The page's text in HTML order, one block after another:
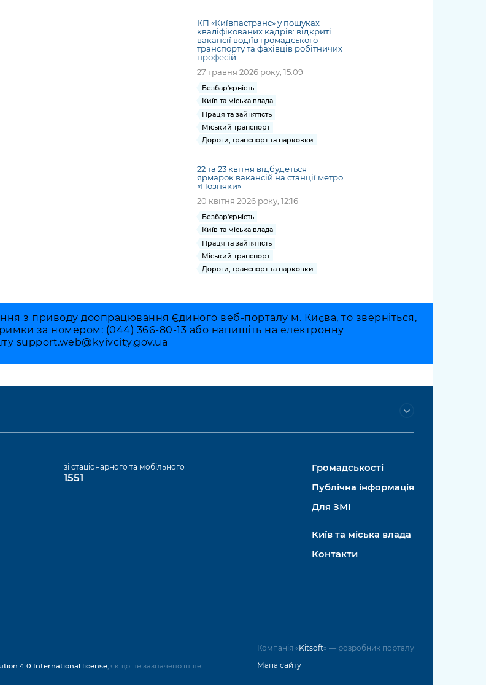
КП «Київпастранс» у пошуках
кваліфікованих кадрів: відкриті
вакансії водіїв громадського
транспорту та фахівців робітничих
професій
27 травня 2026 року, 15:09
Безбар'єрність
Київ та міська влада
Праця та зайнятість
Міський транспорт
Дороги, транспорт та парковки
22 та 23 квітня відбудеться
ярмарок вакансій на станції метро
«Позняки»
20 квітня 2026 року, 12:16
Безбар'єрність
Київ та міська влада
Праця та зайнятість
Міський транспорт
Дороги, транспорт та парковки
з приводу доопрацювання Єдиного веб-порталу м. Києва, то зверніться,
за номером: (044) 366-80-13 або напишіть на електронну
support.web@kyivcity.gov.ua
зі стаціонарного та мобільного
1551
Громадськості
Публічна інформація
Для ЗМІ
Київ та міська влада
Контакти
Компанія «Kitsoft» — розробник порталу
Мапа сайту
4.0 International license, якщо не зазначено інше